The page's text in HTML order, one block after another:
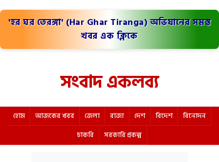
'হর ঘর তেরঙ্গা' (Har Ghar Tiranga) অভিযানের সমস্ত
খবর এক ক্লিকে
সংবাদ একলব্য
হোম আজকের খবর জেলা রাজ্য দেশ বিদেশ
বিনোদন
চাকরি
সরকারি প্রকল্প